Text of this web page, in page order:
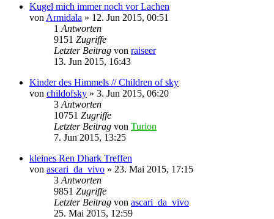
Kugel mich immer noch vor Lachen
von Armidala » 12. Jun 2015, 00:51
1 Antworten
9151 Zugriffe
Letzter Beitrag von raiseer
13. Jun 2015, 16:43
Kinder des Himmels // Children of sky
von childofsky » 3. Jun 2015, 06:20
3 Antworten
10751 Zugriffe
Letzter Beitrag von Turion
7. Jun 2015, 13:25
kleines Ren Dhark Treffen
von ascari_da_vivo » 23. Mai 2015, 17:15
3 Antworten
9851 Zugriffe
Letzter Beitrag von ascari_da_vivo
25. Mai 2015, 12:59